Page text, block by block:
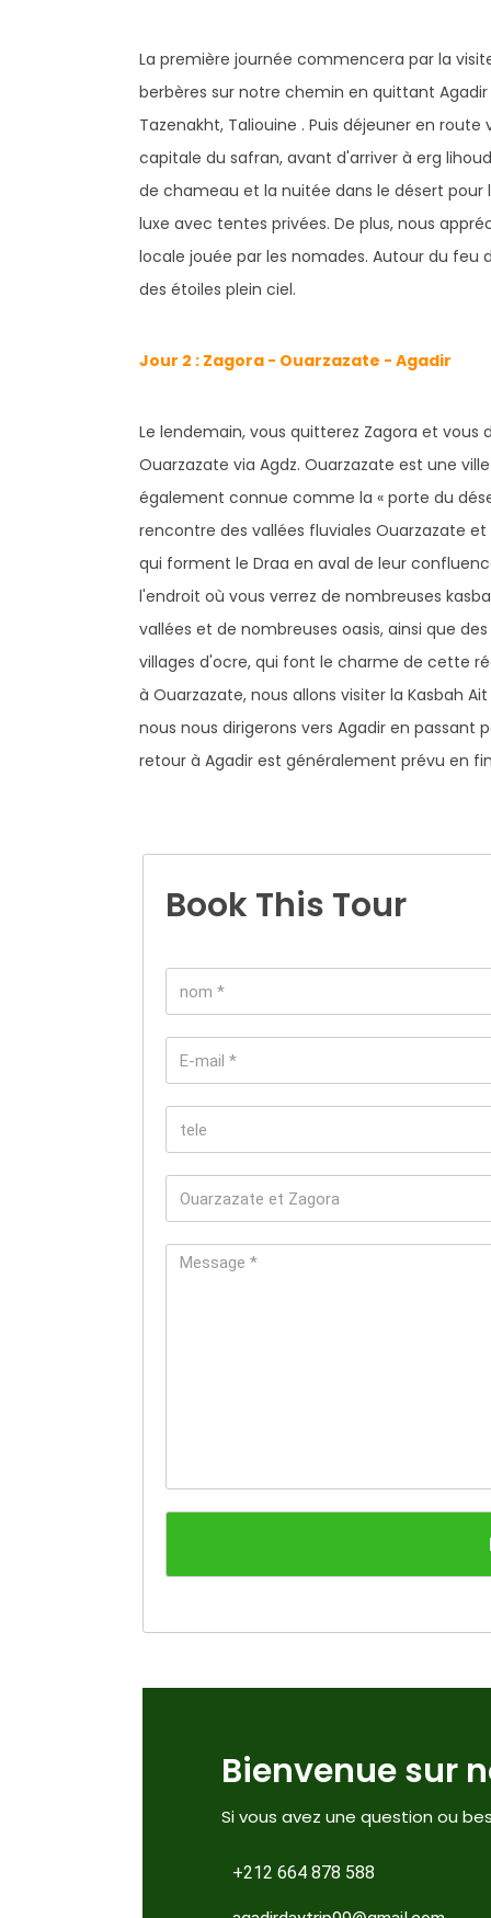
La première journée commencera par la
berbères sur notre chemin en quittant Agadir
Tazenakht, Taliouine . Puis déjeuner en route
capitale du safran, avant d'arriver à erg
de chameau et la nuitée dans le désert pour
luxe avec tentes privées. De plus, nous
locale jouée par les nomades. Autour du feu
des étoiles plein ciel. ​
Jour 2 : Zagora - Ouarzazate - Agadir
Le lendemain, vous quitterez Zagora et vous
Ouarzazate via Agdz. Ouarzazate est une
également connue comme la « porte du
rencontre des vallées fluviales Ouarzazate
qui forment le Draa en aval de leur
l'endroit où vous verrez de nombreuses
vallées et de nombreuses oasis, ainsi que
villages d'ocre, qui font le charme de cette
à Ouarzazate, nous allons visiter la Kasbah
nous nous dirigerons vers Agadir en passant
retour à Agadir est généralement prévu en
Book This Tour
Bienvenue sur
Si vous avez une question ou
+212 664 878 588